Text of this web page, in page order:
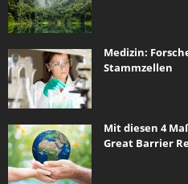
Medizin:
Stammzellen
Mit diesen 4
Great Barrier